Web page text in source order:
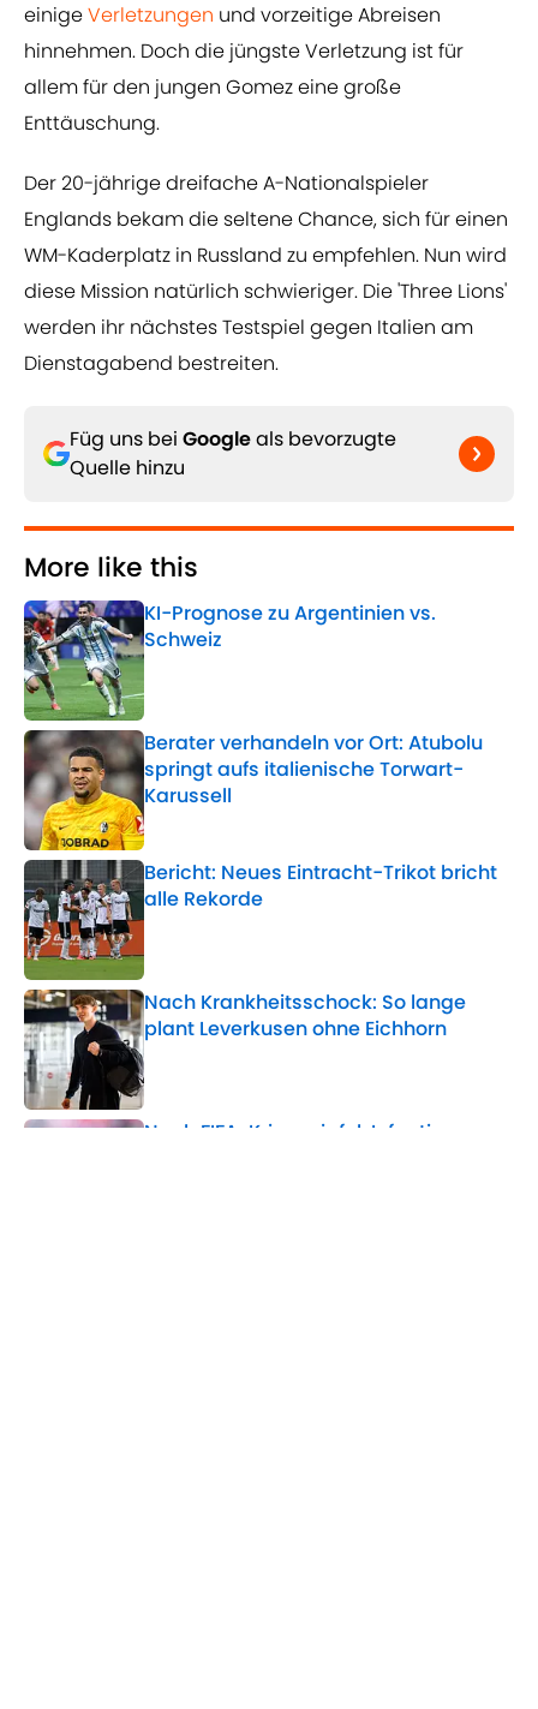
einige​Verletzungen und vorzeitige Abreisen
hinnehmen. Doch die jüngste Verletzung ist für
allem für den jungen Gomez eine große
Enttäuschung.
Der 20-jährige dreifache A-Nationalspieler
Englands bekam die seltene Chance, sich für einen
WM-Kaderplatz in Russland zu empfehlen. Nun wird
diese Mission natürlich schwieriger. Die 'Three Lions'
werden ihr nächstes Testspiel gegen Italien am
Dienstagabend bestreiten.
Füg uns bei Googleals bevorzugte
Quelle hinzu
More like this
KI-Prognose zu Argentinien vs.
Schweiz
Published by on Invalid Date
Berater verhandeln vor Ort: Atubolu
springt aufs italienische Torwart-
Karussell
Published by on Invalid Date
Bericht: Neues Eintracht-Trikot bricht
alle Rekorde
Published by on Invalid Date
Nach Krankheitsschock: So lange
plant Leverkusen ohne Eichhorn
Published by on Invalid Date
Nach FIFA-Krisengipfel: Infantino-